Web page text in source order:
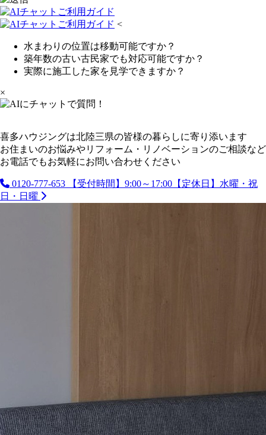
<
水まわりの位置は移動可能ですか？
築年数の古い古民家でも対応可能ですか？
実際に施工した家を見学できますか？
×
喜多ハウジングは北陸三県の皆様の暮らしに寄り添います
お住まいのお悩みやリフォーム・リノベーションのご相談など
お電話でもお気軽にお問い合わせください
0120-777-653
【受付時間】9:00～17:00【定休日】水曜・祝
日・日曜